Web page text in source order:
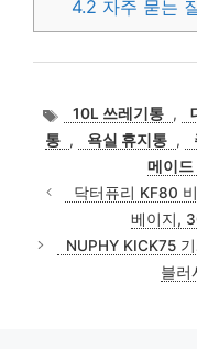
4.2 자주 묻는
태10L 쓰레기통 ,
통 , 욕실 휴지통 ,
메이드
닥터퓨리 KF80
베이지,
NUPHY KICK75
블러